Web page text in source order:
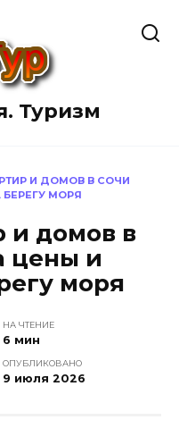
Туризм
И ДОМОВ В СОЧИ
МОРЯ
и домов в
цены и
моря
НА ЧТЕНИЕ
6 мин
ОПУБЛИКОВАНО
9 июля 2026